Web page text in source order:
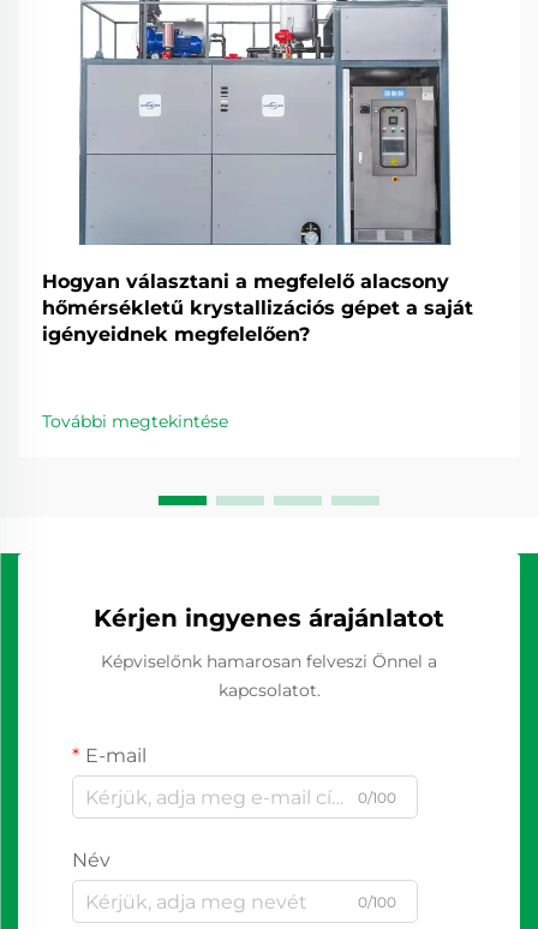
Hogyan választani a megfelelő alacsony
hőmérsékletű krystallizációs gépet a saját
igényeidnek megfelelően?
További megtekintése
Kérjen ingyenes árajánlatot
Képviselőnk hamarosan felveszi Önnel a
kapcsolatot.
E-mail
0/100
Név
0/100